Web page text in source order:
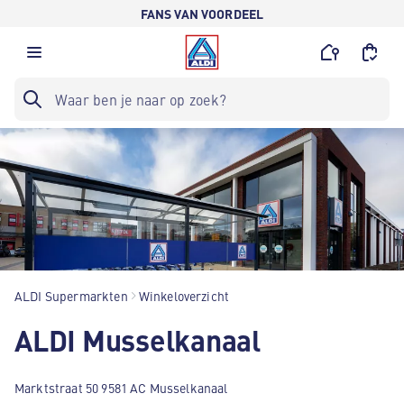
FANS VAN VOORDEEL
ALDI Supermarkten Winkeloverzicht
ALDI Musselkanaal
Marktstraat 50 9581 AC Musselkanaal